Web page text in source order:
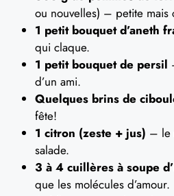
ou nouvelles) – petite mais
1 petit bouquet d’aneth
qui claque.
1 petit bouquet de persil
d’un ami.
Quelques brins de
fête!
1 citron (zeste + jus) – le
salade.
3 à 4 cuillères à soupe
que les molécules d’amour.